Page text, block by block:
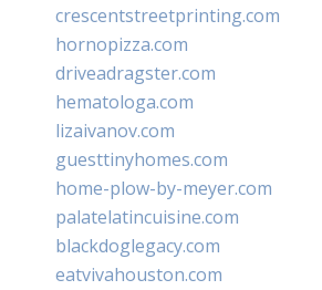
crescentstreetprinting.com
hornopizza.com
driveadragster.com
hematologa.com
lizaivanov.com
guesttinyhomes.com
home-plow-by-meyer.com
palatelatincuisine.com
blackdoglegacy.com
eatvivahouston.com